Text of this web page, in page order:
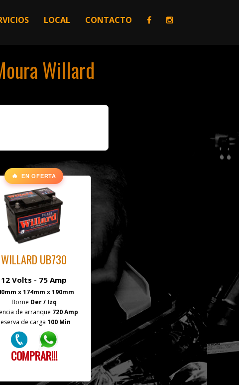
LOCAL CONTACTO
Willard
🔥 EN OFERTA
WILLARD UB730
12 Volts - 75 Amp
x 174mm x 190mm
Borne Der / Izq
de arranque 720 Amp
de carga 100 Min
COMPRAR!!!